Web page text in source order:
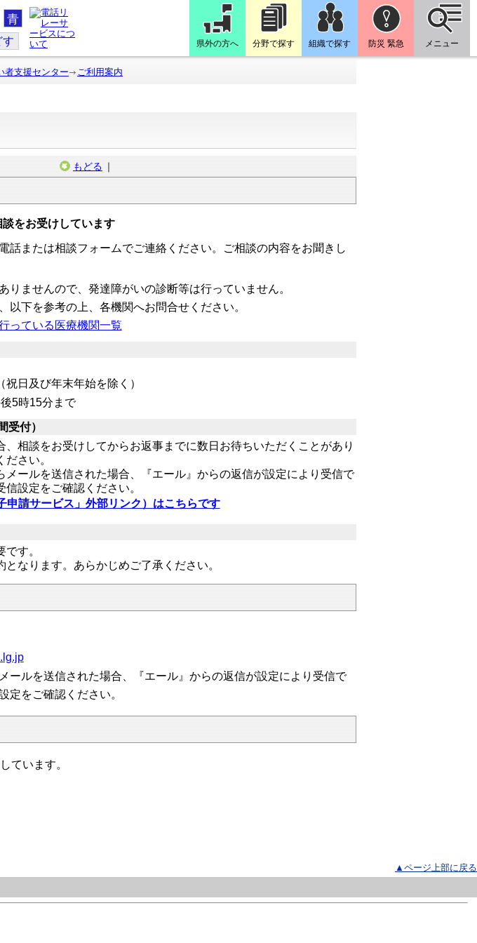
青
す 県外の方へ 分野で探す 組織で探す 防災 緊急 メニュー
者支援センター ご利用案内
もどる ｜
をお受けしています
話または相談フォームでご連絡ください。ご相談の内容をお聞きし
りませんので、発達障がいの診断等は行っていません。
以下を参考の上、各機関へお問合せください。
っている医療機関一覧
日及び年末年始を除く）
15分まで
受付）
相談をお受けしてからお返事までに数日お待ちいただくことがあり
さい。
メールを送信された場合、『エール』からの返信が設定により受信で
信設定をご確認ください。
申請サービス」外部リンク）はこちらです
す。
なります。あらかじめご了承ください。
ールを送信された場合、『エール』からの返信が設定により受信で
定をご確認ください。
ています。
▲ページ上部に戻る